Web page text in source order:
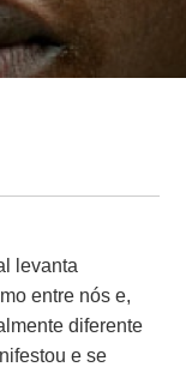
levanta
entre nós e,
diferente
e se